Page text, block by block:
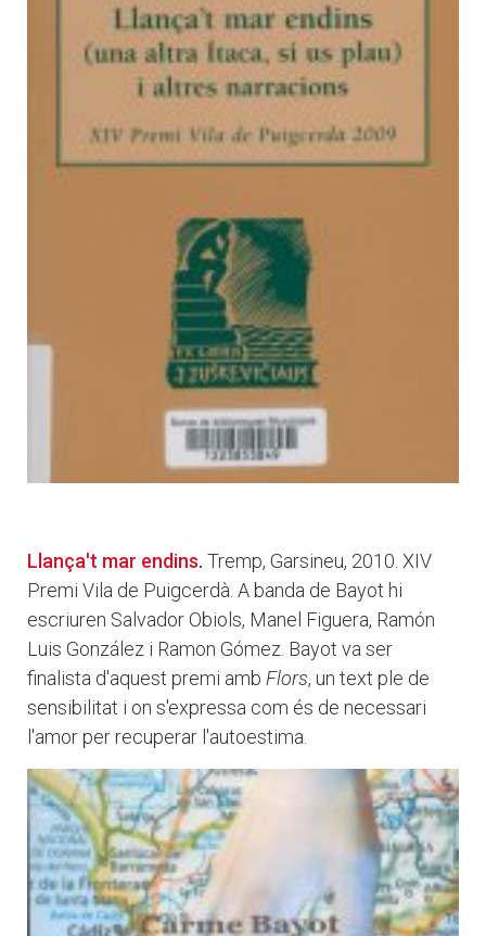
Llança't mar endins. Tremp, Garsineu, 2010. XIV
Premi Vila de Puigcerdà. A banda de Bayot hi
escriuren Salvador Obiols, Manel Figuera, Ramón
Luis González i Ramon Gómez. Bayot va ser
finalista d'aquest premi amb Flors, un text ple de
sensibilitat i on s'expressa com és de necessari
l'amor per recuperar l'autoestima.